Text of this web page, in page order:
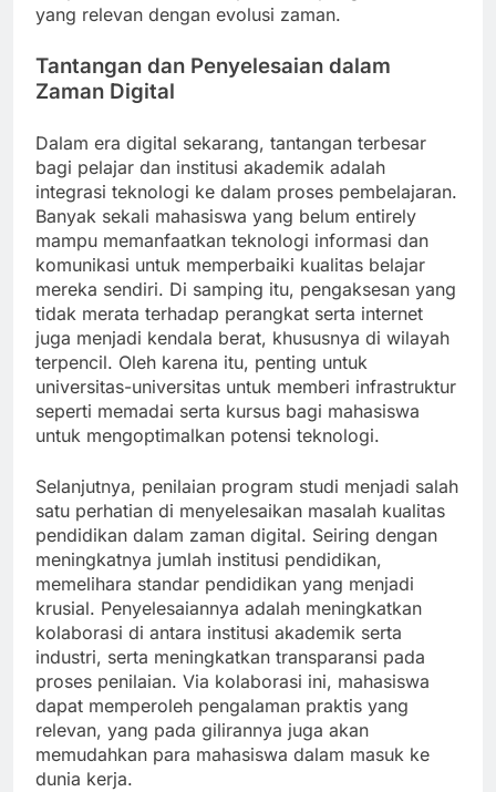
yang relevan dengan evolusi zaman.
Tantangan dan Penyelesaian dalam
Zaman Digital
Dalam era digital sekarang, tantangan terbesar
bagi pelajar dan institusi akademik adalah
integrasi teknologi ke dalam proses pembelajaran.
Banyak sekali mahasiswa yang belum entirely
mampu memanfaatkan teknologi informasi dan
komunikasi untuk memperbaiki kualitas belajar
mereka sendiri. Di samping itu, pengaksesan yang
tidak merata terhadap perangkat serta internet
juga menjadi kendala berat, khususnya di wilayah
terpencil. Oleh karena itu, penting untuk
universitas-universitas untuk memberi infrastruktur
seperti memadai serta kursus bagi mahasiswa
untuk mengoptimalkan potensi teknologi.
Selanjutnya, penilaian program studi menjadi salah
satu perhatian di menyelesaikan masalah kualitas
pendidikan dalam zaman digital. Seiring dengan
meningkatnya jumlah institusi pendidikan,
memelihara standar pendidikan yang menjadi
krusial. Penyelesaiannya adalah meningkatkan
kolaborasi di antara institusi akademik serta
industri, serta meningkatkan transparansi pada
proses penilaian. Via kolaborasi ini, mahasiswa
dapat memperoleh pengalaman praktis yang
relevan, yang pada gilirannya juga akan
memudahkan para mahasiswa dalam masuk ke
dunia kerja.